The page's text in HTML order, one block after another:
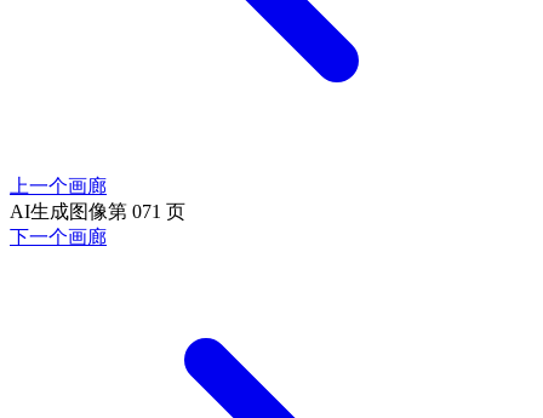
上一个画廊
AI生成图像第 071 页
下一个画廊